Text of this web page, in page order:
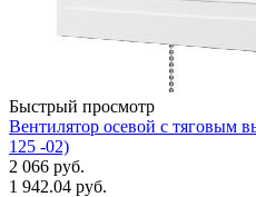
Быстрый просмотр
Вентилятор осевой с тяговым
125 -02)
2 066 руб.
1 942.04 руб.